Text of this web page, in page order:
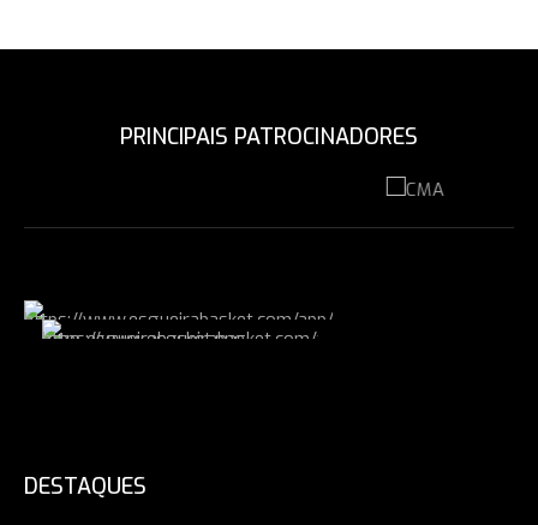
PRINCIPAIS PATROCINADORES
DESTAQUES